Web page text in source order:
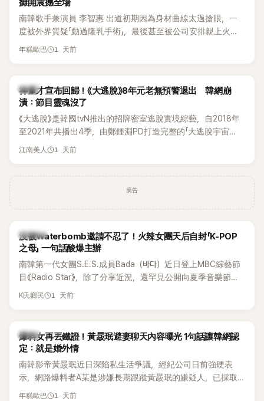
攤開震撼全場
南韓歌手兼演員 李智惠 出道初期因為身材曲線太過搶眼，一
度被外界質疑「動過隆乳手術」，最後甚至被公司安排親上火
線，召開前所未見的「泳裝記者會」澄清。這場記者會後來還被
熱議。 2日播出的 SBS 綜藝節目《我的經紀人太難搞－秘書
鎮》，邀請同時兼顧工作與育兒的演藝圈代表「媽媽群」——李智
惠、李賢怡、李恩亨，以第13位「My Star」身分登場，分享最真
實的生活日常。 節目一開始，李瑞鎮 率先與李智惠會合，兩人
邊搭車邊聊天，氣氛輕鬆。聊到最近的新聞，李瑞鎮突然直球
發問：「妳不是上新聞了？說妳去做整形？是人中縮短手術嗎？」
惠也毫不閃躲，淡定接招，兩人鬥嘴默契十足。 話題接著一路
延燒到過去的爭議。李瑞鎮脫口補刀：「妳以前不是還在游泳池
當年情況，李智惠終於鬆口坦言，當時確實被質疑動過隆胸手
術。她回憶：「拍了比基尼照片之後，就開始被說是不是去隆乳
了。」為了澄清誤會，她只好親自站出來說清楚。 李智惠進一步
解釋，當時隆胸手術幾乎只有「腋下切開」一種方式，「所以我就
想，既然一直說我有做，那我乾脆把腋下給大家看，證明我根
召開了一場泳裝記者招待會。當時她穿著比基尼站在一排攝影
機前，面對媒體擺出各種姿勢，畫面至今仍被網友津津樂道。
這段為平息爭議、直接公開腋下畫面自證清白的往事再度被提
起，節目現場立刻充滿驚呼聲與笑聲，也再次讓人見識到她面
對流言時「豁出去」的直率性格。其實她過去也曾在 SBS 節目
《脫掉鞋子恢單4Men》 中，親自公開那張當年引發話題的「腋下
年糕歐巴 1 天前
韓星
神童才宣布回歸！《大逃脫》8年元老無預警退出 韓網崩
潰：節目靈魂沒了
《大逃脫》是韓國tvN推出的招牌密室逃脫實境綜藝，自2018年
至2021年共播出4季，由鄭鍾淵PD打造完整的「大逃脫宇宙
（DTCU）」，憑藉燒腦劇情、電影級場景與龐大世界觀，累積
江南美人 1 天前
廣告
K-POP
沒被Waterbomb邀請不忍了！火辣女團天后自封「K-POP
之母」 一句話酸爆主辦
南韓第一代女團S.E.S.成員Bada（바다）近日登上MBC綜藝節
目《Radio Star》，除了分享近況，還罕見公開向夏季音樂節
Waterbomb喊話，笑稱自己至今從未受邀演出，更幽默表示：
K氏鄉民 1 天前
韓星
爆料女再丟鐵證！黃晸珉避妻聊天內容曝光 1句話讓韓網認
定：就是婚外情
南韓影帝黃晸珉近日深陷私生活爭議，經紀公司日前強硬表
示，網路爆料者A某是涉嫌長期跟蹤黃晸珉的嫌疑人，已採取
法律行動。不過，A某並未因此停止發聲，5日再度透過社群平
年糕歐巴 1 天前